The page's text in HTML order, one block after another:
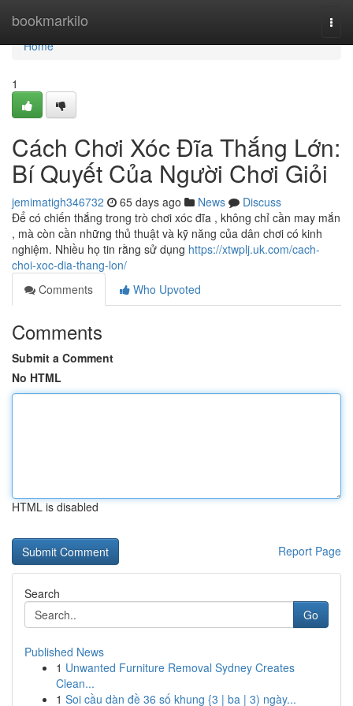
bookmarkilo
Home
Home
1
Cách Chơi Xóc Đĩa Thắng Lớn:
Bí Quyết Của Người Chơi Giỏi
jemimatigh346732 65 days ago News
Discuss
Để có chiến thắng trong trò chơi xóc đĩa , không chỉ cần may mắn
, mà còn cần những thủ thuật và kỹ năng của dân chơi có kinh
nghiệm. Nhiều họ tin rằng sử dụng https://xtwplj.uk.com/cach-
choi-xoc-dia-thang-lon/
Comments
Who Upvoted
Comments
Submit a Comment
No HTML
HTML is disabled
Report Page
Search
Go
Published News
1 Unwanted Furniture Removal Sydney Creates
Clean...
1 Soi cầu dàn đề 36 số khung {3 | ba | 3) ngày...